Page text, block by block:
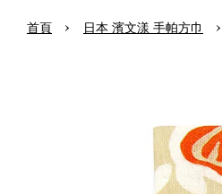
首頁 › 日本 濱文漾 手帕方巾 ›